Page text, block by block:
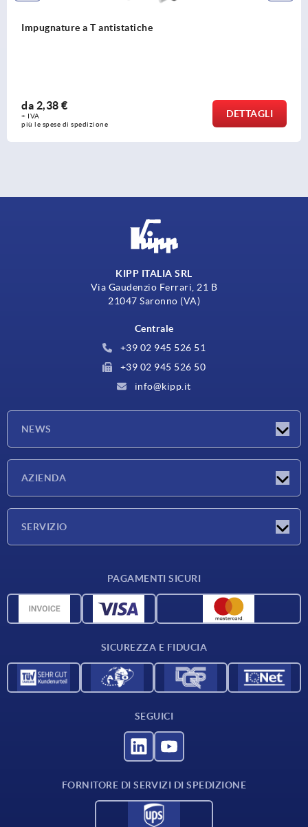
Impugnature a T antistatiche
da 2,38 €
+ IVA
più le spese di spedizione
DETTAGLI
KIPP ITALIA SRL
Via Gaudenzio Ferrari, 21 B
21047 Saronno (VA)
Centrale
+39 02 945 526 51
+39 02 945 526 50
info@kipp.it
NEWS
AZIENDA
SERVIZIO
Dati CAD
PAGAMENTI SICURI
SICUREZZA E FIDUCIA
SEGUICI
FORNITORE DI SERVIZI DI SPEDIZIONE